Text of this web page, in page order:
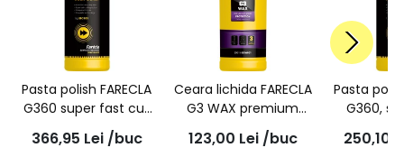
Pasta polish FARECLA
G360 super fast cut
1L, SFC101
366,95 Lei /buc
Ceara lichida FARECLA
G3 WAX premium
liquid protection,
500ml, G3W501
123,00 Lei /buc
Pasta
G360,
250,10